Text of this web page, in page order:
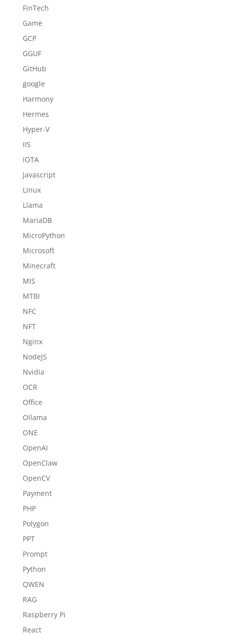
FinTech
Game
GCP
GGUF
GitHub
google
Harmony
Hermes
Hyper-V
IIS
IOTA
Javascript
Linux
Llama
MariaDB
MicroPython
Microsoft
Minecraft
MIS
MTBI
NFC
NFT
Nginx
NodeJS
Nvidia
OCR
Office
Ollama
ONE
OpenAI
OpenClaw
OpenCV
Payment
PHP
Polygon
PPT
Prompt
Python
QWEN
RAG
Raspberry Pi
React